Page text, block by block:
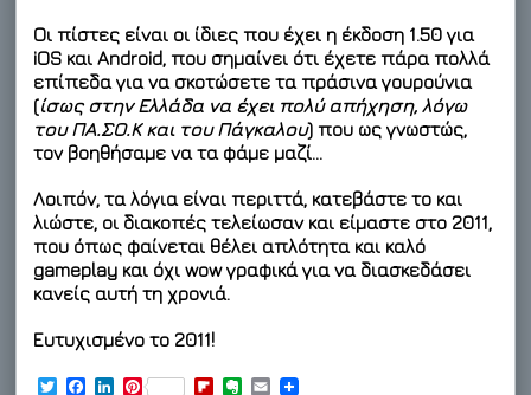
Οι πίστες είναι οι ίδιες που έχει η έκδοση 1.50 για
iOS και Android, που σημαίνει ότι έχετε πάρα πολλά
επίπεδα για να σκοτώσετε τα πράσινα γουρούνια
(ίσως στην Ελλάδα να έχει πολύ απήχηση, λόγω
του ΠΑ.ΣΟ.Κ και του Πάγκαλου) που ως γνωστώς,
τον βοηθήσαμε να τα φάμε μαζί…
Λοιπόν, τα λόγια είναι περιττά, κατεβάστε το και
λιώστε, οι διακοπές τελείωσαν και είμαστε στο 2011,
που όπως φαίνεται θέλει απλότητα και καλό
gameplay και όχι wow γραφικά για να διασκεδάσει
κανείς αυτή τη χρονιά.
Ευτυχισμένο το 2011!
P
E